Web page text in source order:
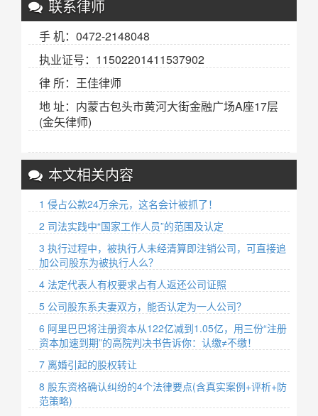
联系律师
手 机：0472-2148048
执业证号：11502201411537902
律 所：王佳律师
地 址：内蒙古包头市黄河大街金融广场A座17层
(金矢律师)
本文相关内容
1 侵占公款24万余元，这名会计被抓了！
2 司法实践中“国家工作人员”的范围及认定
3 执行过程中，被执行人未经清算即注销公司，可直接追
加公司股东为被执行人么？
4 法定代表人有权要求占有人返还公司证照
5 公司股东系夫妻双方，能否认定为一人公司？
6 阿里巴巴将注册资本从122亿减到1.05亿，用三份“注册
资本加速到期”的高院判决书告诉你：认缴≠不缴！
7 离婚引起的股权转让
8 股东资格确认纠纷的4个法律要点(含真实案例+评析+防
范策略)